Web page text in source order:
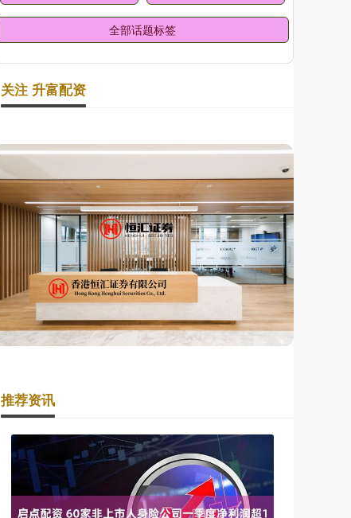
全部话题标签
关注 升富配资
推荐资讯